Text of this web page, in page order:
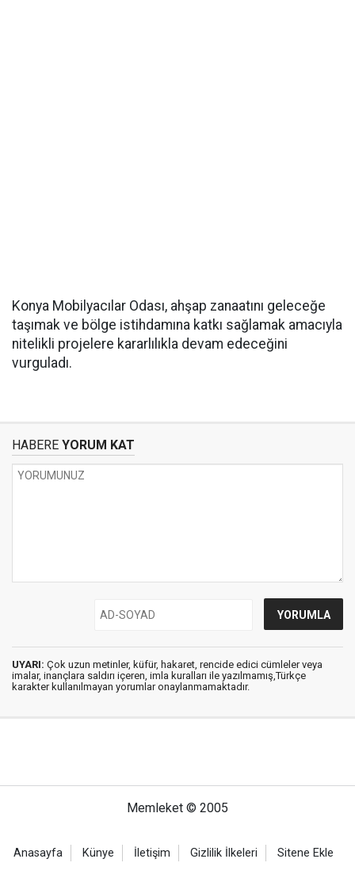
Konya Mobilyacılar Odası, ahşap zanaatını geleceğe
taşımak ve bölge istihdamına katkı sağlamak amacıyla
nitelikli projelere kararlılıkla devam edeceğini
vurguladı.
HABERE YORUM KAT
UYARI: Çok uzun metinler, küfür, hakaret, rencide edici cümleler veya
imalar, inançlara saldırı içeren, imla kuralları ile yazılmamış,Türkçe
karakter kullanılmayan yorumlar onaylanmamaktadır.
Memleket © 2005
Anasayfa Künye İletişim Gizlilik İlkeleri Sitene Ekle